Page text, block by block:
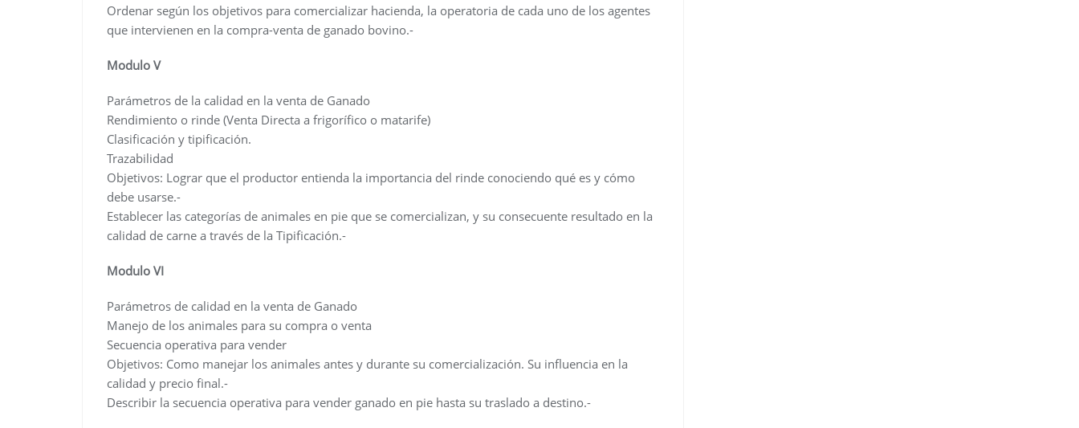
Ordenar según los objetivos para comercializar hacienda, la operatoria de cada uno de los agentes
que intervienen en la compra-venta de ganado bovino.-
Modulo V
Parámetros de la calidad en la venta de Ganado
Rendimiento o rinde (Venta Directa a frigorífico o matarife)
Clasificación y tipificación.
Trazabilidad
Objetivos: Lograr que el productor entienda la importancia del rinde conociendo qué es y cómo
debe usarse.-
Establecer las categorías de animales en pie que se comercializan, y su consecuente resultado en la
calidad de carne a través de la Tipificación.-
Modulo VI
Parámetros de calidad en la venta de Ganado
Manejo de los animales para su compra o venta
Secuencia operativa para vender
Objetivos: Como manejar los animales antes y durante su comercialización. Su influencia en la
calidad y precio final.-
Describir la secuencia operativa para vender ganado en pie hasta su traslado a destino.-